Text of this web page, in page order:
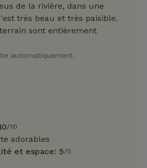
de la rivière, dans une
très beau et très paisible.
sont entièrement
automatiquement.
/10
adorables
et espace: 5/5